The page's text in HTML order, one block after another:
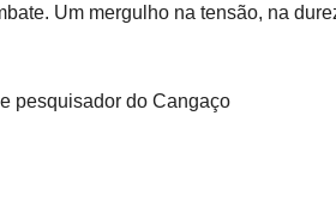
Um mergulho na tensão, na
pesquisador do Cangaço